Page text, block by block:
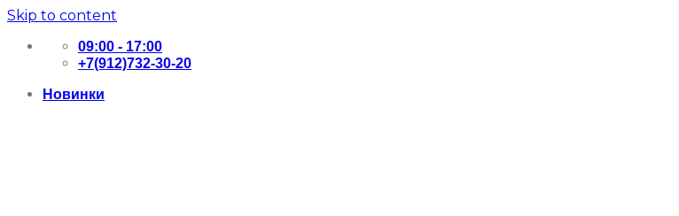
Skip to content
09:00 - 17:00
+7(912)732-30-20
Новинки